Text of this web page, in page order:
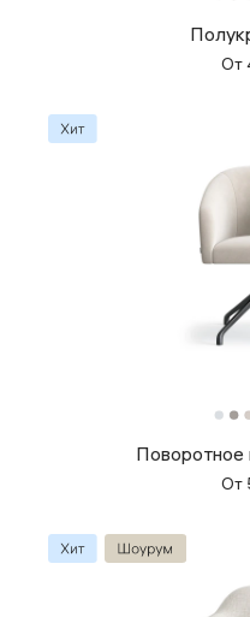
От
Поворотное
От